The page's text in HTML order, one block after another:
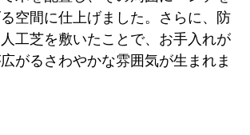
空間に仕上げました。さらに、防
工芝を敷いたことで、お手入れが
がるさわやかな雰囲気が生まれま